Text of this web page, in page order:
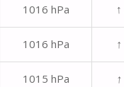
1016 hPa ↑
1016 hPa ↑
1015 hPa ↑